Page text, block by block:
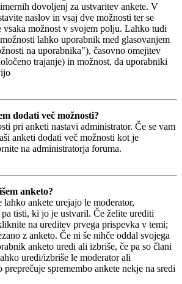
dovoljenj za ustvaritev ankete. V
naslov in vsaj dve možnosti ter se
vsaka možnost v svojem polju. Lahko tudi
lahko uporabnik med glasovanjem
na uporabnika"), časovno omejitev
trajanje) in možnost, da uporabniki
dodati več možnosti?
pri anketi nastavi administrator. Če se vam
anketi dodati več možnosti kot je
na administratorja foruma.
anketo?
ankete urejajo le moderator,
tisti, ki jo je ustvaril. Če želite urediti
na ureditev prvega prispevka v temi;
z anketo. Če ni še nihče oddal svojega
anketo uredi ali izbriše, če pa so člani
uredi/izbriše le moderator ali
preprečuje spremembo ankete nekje na sredi